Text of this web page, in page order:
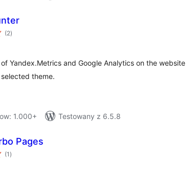
(2total
ratings
)
Yandex.Metrics and Google Analytics on the website
theme.
1.000+
Testowany z 6.5.8
Pages
(1 total
ratings
)